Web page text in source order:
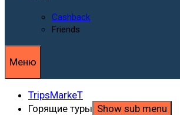
Cashback
Friends
Меню
TripsMarkeT
Горящие туры Show sub menu